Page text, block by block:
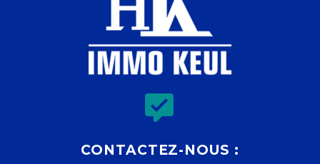


CONTACTEZ-NOUS :